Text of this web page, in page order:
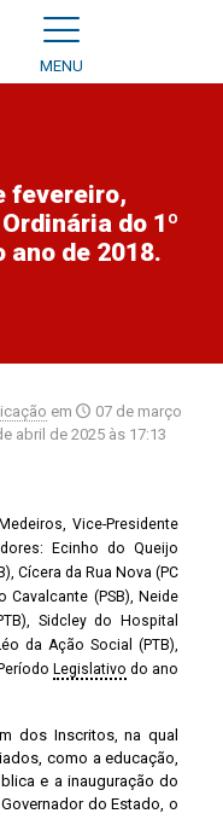
MENU
fevereiro,
do 1º
ano de 2018.
em
07 de março
abril de 2025 às 17:13
Vice-Presidente
Ecinho do Queijo
Cícera da Rua Nova (PC
Cavalcante (PSB), Neide
Sidcley do Hospital
da Ação Social (PTB),
Legislativo do ano
dos Inscritos, na qual
como a educação,
e a inauguração do
do Estado, o